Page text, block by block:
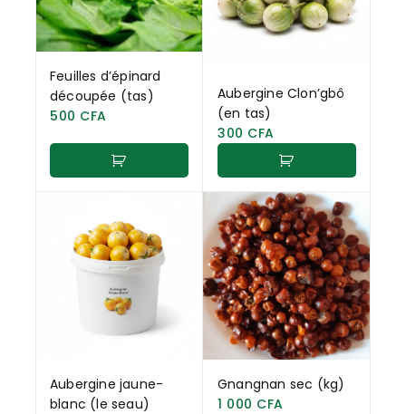
Feuilles d’épinard
découpée (tas)
500 CFA
Aubergine Clon’gbô
(en tas)
300 CFA
Aubergine jaune-
blanc (le seau)
Gnangnan sec (kg)
1 000 CFA